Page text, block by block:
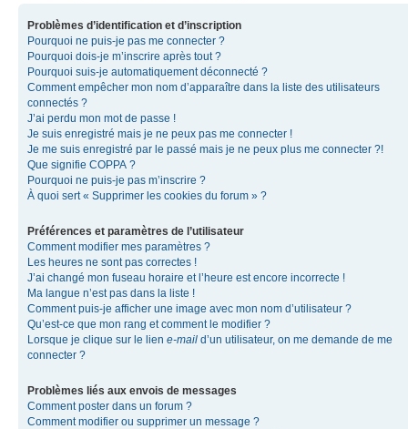
Problèmes d’identification et d’inscription
Pourquoi ne puis-je pas me connecter ?
Pourquoi dois-je m’inscrire après tout ?
Pourquoi suis-je automatiquement déconnecté ?
Comment empêcher mon nom d’apparaître dans la liste des utilisateurs
connectés ?
J’ai perdu mon mot de passe !
Je suis enregistré mais je ne peux pas me connecter !
Je me suis enregistré par le passé mais je ne peux plus me connecter ?!
Que signifie COPPA ?
Pourquoi ne puis-je pas m’inscrire ?
À quoi sert « Supprimer les cookies du forum » ?
Préférences et paramètres de l’utilisateur
Comment modifier mes paramètres ?
Les heures ne sont pas correctes !
J’ai changé mon fuseau horaire et l’heure est encore incorrecte !
Ma langue n’est pas dans la liste !
Comment puis-je afficher une image avec mon nom d’utilisateur ?
Qu’est-ce que mon rang et comment le modifier ?
Lorsque je clique sur le lien e-mail d’un utilisateur, on me demande de me
connecter ?
Problèmes liés aux envois de messages
Comment poster dans un forum ?
Comment modifier ou supprimer un message ?